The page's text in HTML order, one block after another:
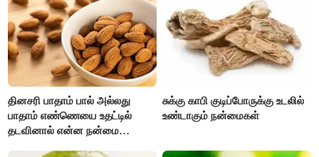
பணவரத்து கூடும்..!
தினசரி பாதாம் பால் அல்லது
பாதாம் எண்ணெயை உதட்டில்
தடவினால் என்ன நன்மை
சுக்கு காபி குடிப்போருக்கு உடலில்
உண்டாகும் நன்மைகள்